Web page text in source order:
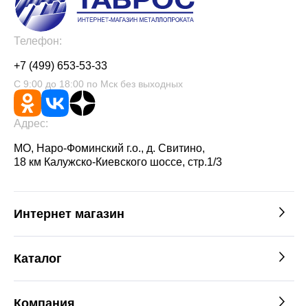
Телефон:
+7 (499) 653-53-33
С 9:00 до 18:00 по Мск без выходных
Адрес:
МО, Наро-Фоминский г.о., д. Свитино,
18 км Калужско-Киевского шоссе, стр.1/3
Интернет магазин
Каталог